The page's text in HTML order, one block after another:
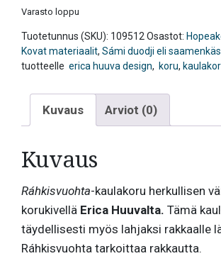
Varasto loppu
Tuotetunnus (SKU): 109512 Osastot:
Kovat materiaalit, Sámi duodji eli
tuotteelle erica huuva design, koru,
Kuvaus Arviot (0)
Kuvaus
Ráhkisvuohta-kaulakoru herkullisen
korukivellä Erica Huuvalta. Tämä
täydellisesti myös lahjaksi rakkaalle
Ráhkisvuohta tarkoittaa rakkautta.